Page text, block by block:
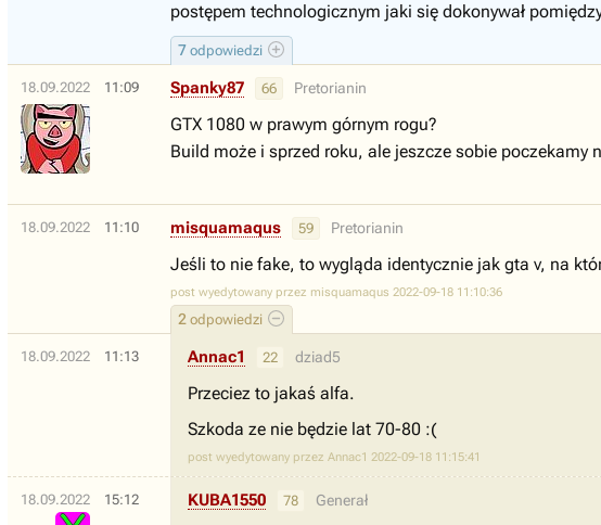
7 odpowiedzi
postępem technologicznym jaki się dokonywał
18.09.2022 11:09 Spanky87 66 Pretorianin
GTX 1080 w prawym górnym rogu?
Build może i sprzed roku, ale jeszcze sobie poczekamy
18.09.2022 11:10
2 odpowiedzi
misquamaqus 59 Pretorianin
Jeśli to nie fake, to wygląda identycznie jak gta v, na
post wyedytowany przez misquamaqus 2022-09-18 11:10:36
18.09.2022 11:13 Annac1 22 dziad5
Przeciez to jakaś alfa.
Szkoda ze nie będzie lat 70-80 :(
post wyedytowany przez Annac1 2022-09-18 11:15:41
18.09.2022 15:12 KUBA1550 78 Generał